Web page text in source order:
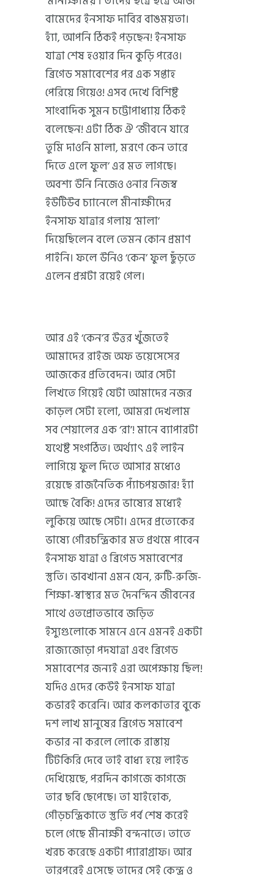
বামেদের ইনসাফ দাবির বাঙময়তা।
হ্যাঁ, আপনি ঠিকই পড়ছেন! ইনসাফ
যাত্রা শেষ হওয়ার দিন কুড়ি পরেও।
ব্রিগেড সমাবেশের পর এক সপ্তাহ
পেরিয়ে গিয়েও! এসব দেখে বিশিষ্ট
সাংবাদিক সুমন চট্টোপাধ্যায় ঠিকই
বলেছেন! এটা ঠিক ঐ ‘জীবনে যারে
তুমি দাওনি মালা, মরণে কেন তারে
দিতে এলে ফুল’ এর মত লাগছে।
অবশ্য উনি নিজেও ওনার নিজস্ব
ইউটিউব চ্যানেলে মীনাক্ষীদের
ইনসাফ যাত্রার গলায় ‘মালা’
দিয়েছিলেন বলে তেমন কোন প্রমাণ
পাইনি। ফলে উনিও ‘কেন’ ফুল ছুঁড়তে
এলেন প্রশ্নটা রয়েই গেল।
আর এই ‘কেন’র উত্তর খুঁজতেই
আমাদের রাইজ অফ ভয়েসেসের
আজকের প্রতিবেদন। আর সেটা
লিখতে গিয়েই যেটা আমাদের নজর
কাড়ল সেটা হলো, আমরা দেখলাম
সব শেয়ালের এক ‘রা’! মানে ব্যাপারটা
যথেষ্ট সংগঠিত। অর্থ্যাৎ এই লাইন
লাগিয়ে ফুল দিতে আসার মধ্যেও
রয়েছে রাজনৈতিক প্যাঁচপয়জার! হ্যাঁ
আছে বৈকি! এদের ভাষ্যের মধ্যেই
লুকিয়ে আছে সেটা। এদের প্রত্যেকের
ভাষ্যে গৌরচন্দ্রিকার মত প্রথমে পাবেন
ইনসাফ যাত্রা ও ব্রিগেড সমাবেশের
স্তুতি। ভাবখানা এমন যেন, রুটি-রুজি-
শিক্ষা-স্বাস্থ্যর মত দৈনন্দিন জীবনের
সাথে ওতপ্রোতভাবে জড়িত
ইস্যুগুলোকে সামনে এনে এমনই একটা
রাজ্যজোড়া পদযাত্রা এবং ব্রিগেড
সমাবেশের জন্যই এরা অপেক্ষায় ছিল!
যদিও এদের কেউই ইনসাফ যাত্রা
কভারই করেনি। আর কলকাতার বুকে
দশ লাখ মানুষের ব্রিগেড সমাবেশ
কভার না করলে লোকে রাস্তায়
টিটকিরি দেবে তাই বাধ্য হয়ে লাইভ
দেখিয়েছে, পরদিন কাগজে কাগজে
তার ছবি ছেপেছে। তা যাইহোক,
গৌড়চন্দ্রিকাতে স্তুতি পর্ব শেষ করেই
চলে গেছে মীনাক্ষী বন্দনাতে। তাতে
খরচ করেছে একটা প্যারাগ্রাফ। আর
তারপরেই এসেছে তাদের সেই কেন্দ্র ও